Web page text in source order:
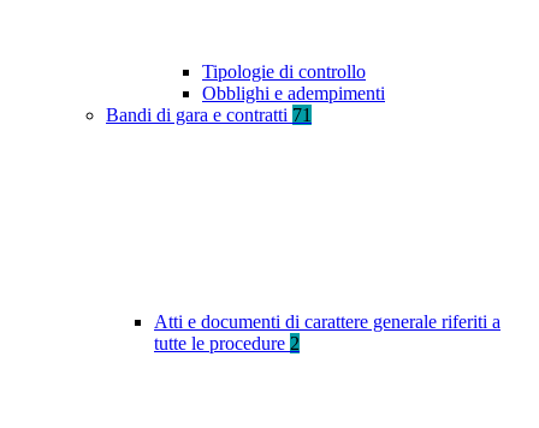
Tipologie di controllo
Obblighi e adempimenti
Bandi di gara e contratti 71
Atti e documenti di carattere generale riferiti a
tutte le procedure 2